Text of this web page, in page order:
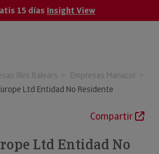
15 días Insight View
Illes Balears
Empresas Manacor
Ltd Entidad No Residente
Compartir
Ltd Entidad No